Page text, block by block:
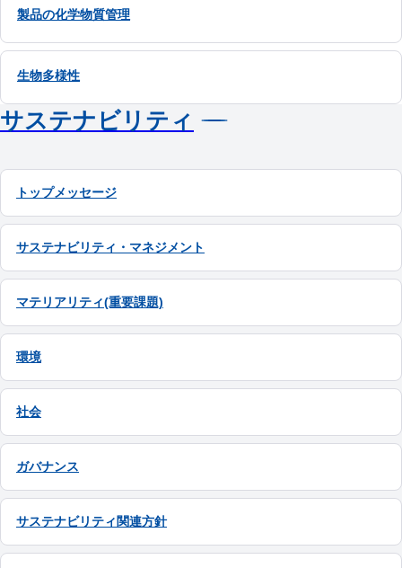
製品の化学物質管理
生物多様性
サステナビリティ
トップメッセージ
サステナビリティ・マネジメント
マテリアリティ(重要課題)
環境
社会
ガバナンス
サステナビリティ関連方針